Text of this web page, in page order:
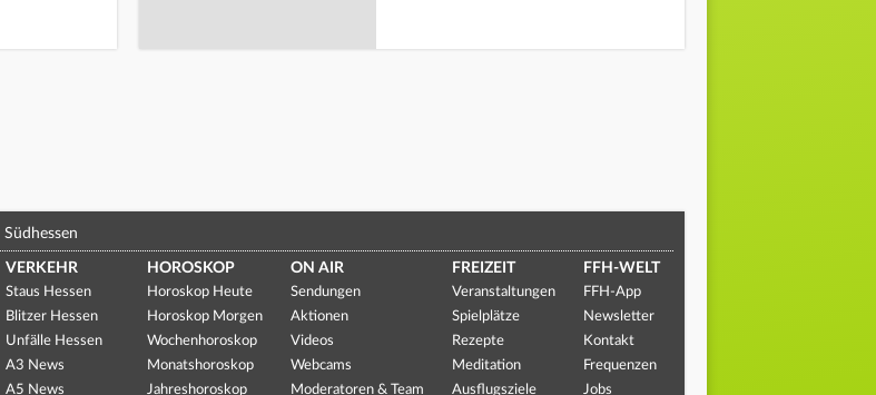
Südhessen
VERKEHR
Staus Hessen
Blitzer Hessen
Unfälle Hessen
A3 News
A5 News
HOROSKOP
Horoskop Heute
Horoskop Morgen
Wochenhoroskop
Monatshoroskop
Jahreshoroskop
ON AIR
Sendungen
Aktionen
Videos
Webcams
Moderatoren & Team
FREIZEIT
Veranstaltungen
Spielplätze
Rezepte
Meditation
Ausflugsziele
FFH-WELT
FFH-App
Newsletter
Kontakt
Frequenzen
Jobs